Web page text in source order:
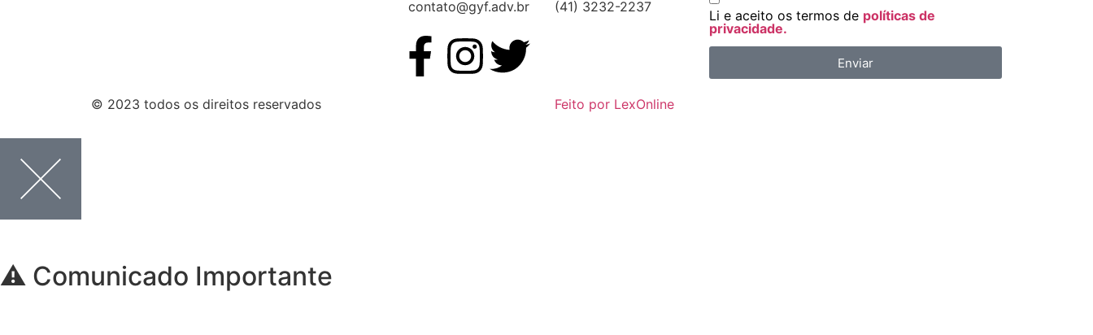
contato@gyf.adv.br (41) 3232-2237
Li e aceito os termos de políticas de
privacidade.
Enviar
© 2023 todos os direitos reservados Feito por LexOnline
⚠️ Comunicado Importante